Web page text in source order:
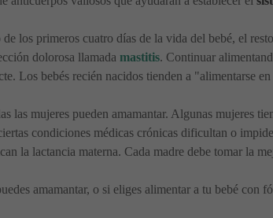
de los primeros cuatro días de la vida del bebé, el
dolorosa llamada mastitis. Continuar
Los bebés recién nacidos tienden a "alimentarse
las mujeres pueden amamantar. Algunas mujeres
condiciones médicas crónicas dificultan o
la lactancia materna. Cada madre debe tomar la
amamantar, o si eliges alimentar a tu bebé con